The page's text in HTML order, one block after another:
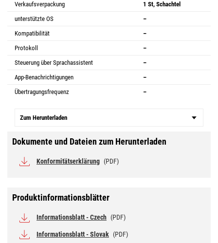
Verkaufsverpackung
1 St, Schachtel
unterstützte OS
–
Kompatibilität
–
Protokoll
–
Steuerung über Sprachassistent
–
App-Benachrichtigungen
–
Übertragungsfrequenz
–
Zum Herunterladen
Dokumente und Dateien zum Herunterladen
Konformitätserklärung (PDF)
Produktinformationsblätter
Informationsblatt - Czech (PDF)
Informationsblatt - Slovak (PDF)